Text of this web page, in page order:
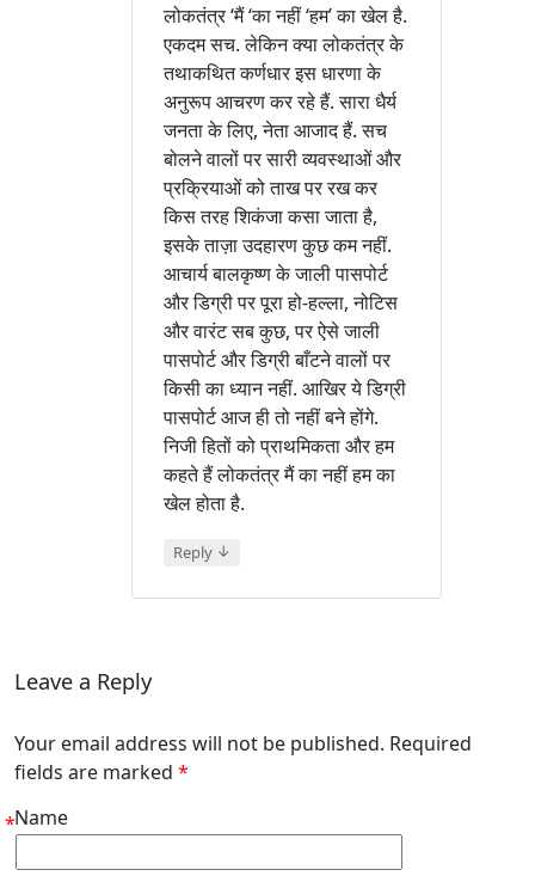
लोकतंत्र ‘मैं ‘का नहीं ‘हम’ का खेल है.
एकदम सच. लेकिन क्या लोकतंत्र के
तथाकथित कर्णधार इस धारणा के
अनुरूप आचरण कर रहे हैं. सारा धैर्य
जनता के लिए, नेता आजाद हैं. सच
बोलने वालों पर सारी व्यवस्थाओं और
प्रक्रियाओं को ताख पर रख कर
किस तरह शिकंजा कसा जाता है,
इसके ताज़ा उदहारण कुछ कम नहीं.
आचार्य बालकृष्ण के जाली पासपोर्ट
और डिग्री पर पूरा हो-हल्ला, नोटिस
और वारंट सब कुछ, पर ऐसे जाली
पासपोर्ट और डिग्री बाँटने वालों पर
किसी का ध्यान नहीं. आखिर ये डिग्री
पासपोर्ट आज ही तो नहीं बने होंगे.
निजी हितों को प्राथमिकता और हम
कहते हैं लोकतंत्र मैं का नहीं हम का
खेल होता है.
Reply ↓
Leave a Reply
Your email address will not be published. Required
fields are marked *
Name
*